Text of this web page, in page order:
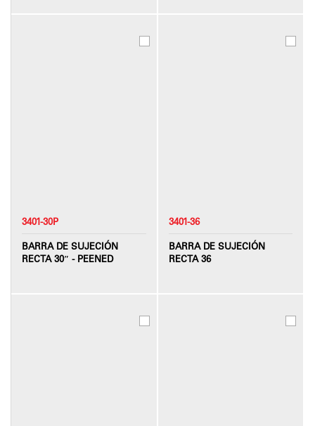
3401-30P
BARRA DE SUJECIÓN
RECTA 30″ - PEENED
3401-36
BARRA DE SUJECIÓN
RECTA 36